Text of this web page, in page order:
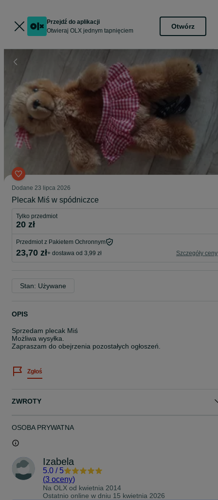
Przejdź do aplikacji
Otwieraj OLX jednym tapnięciem
Otwórz
Dodane 23 lipca 2026
Plecak Miś w spódniczce
Tylko przedmiot
20 zł
Przedmiot z Pakietem Ochronnym
23,70 zł+ dostawa od 3,99 zł Szczegóły ceny
Stan: Używane
OPIS
Sprzedam plecak Miś
Możliwa wysyłka.
Zapraszam do obejrzenia pozostałych ogłoszeń.
Zgłoś
ZWROTY
OSOBA PRYWATNA
Izabela
5.0 / 5
(3 oceny)
Na OLX od kwietnia 2014
Ostatnio online w dniu 15 kwietnia 2026